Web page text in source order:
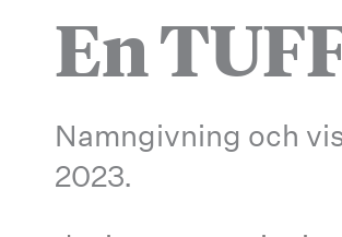
En
Namngivning och
2023.